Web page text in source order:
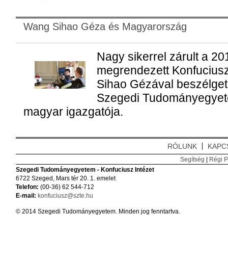
Wang Sihao Géza és Magyarország
Nagy sikerrel zárult a
megrendezett
Sihao Gézával
Szegedi
magyar igazgatója.
RÓLUNK
Segítség | Régi
Szegedi Tudományegyetem - Konfuciusz Intézet
6722 Szeged, Mars tér 20. 1. emelet
Telefon: (00-36) 62 544-712
E-mail: konfuciusz@szte.hu
© 2014 Szegedi Tudományegyetem. Minden jog fenntartva.